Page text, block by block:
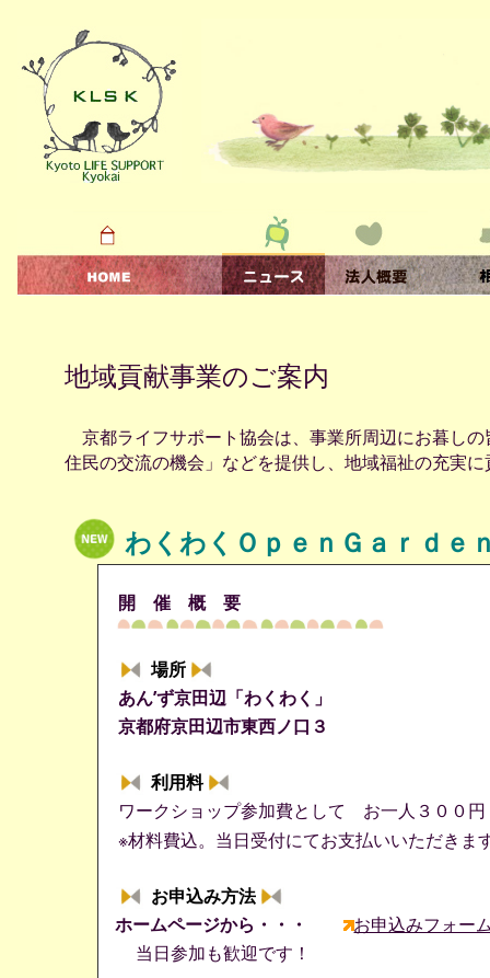
地域貢献事業のご案内
京都ライフサポート協会は、事業所周辺にお暮しの
住民の交流の機会」などを提供し、地域福祉の充実
わくわくＯｐｅｎＧａｒｄｅ
開 催 概 要
場所
あん’ず京田辺「わくわく」
京都府京田辺市東西ノ口３
利用料
ワークショップ参加費として お一人３００円
※材料費込。当日受付にてお支払いいただきま
お申込み方法
ホームページから・・・
お申込みフォー
当日参加も歓迎です！